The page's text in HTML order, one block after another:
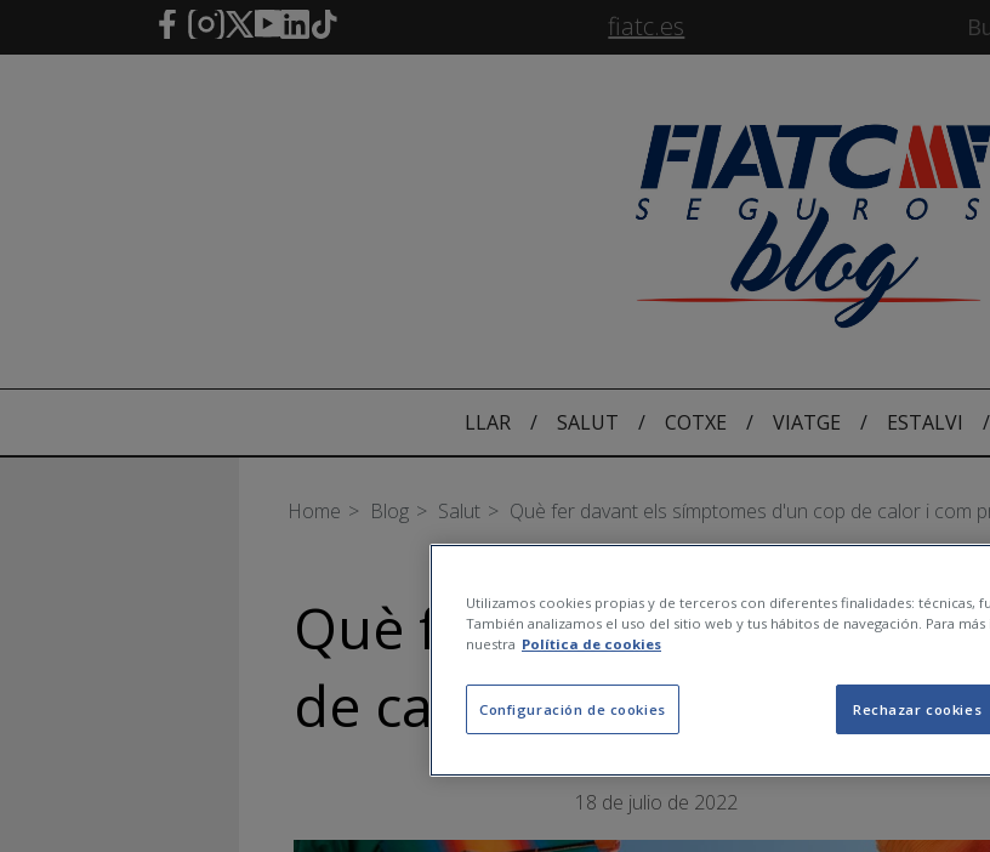
Salta al contingut principal fiatc.es
LLAR / SALUT / COTXE / VIATGE / ESTALVI /
Home Blog Salut Què fer davant els símptomes d'un cop de calor i com
Què fer davant els
de calor i com prevenir-lo?
18 de julio de 2022
Utilizamos cookies propias y de terceros con diferentes finalidades: técnicas,
También analizamos el uso del sitio web y tus hábitos de navegación. Para
nuestra Política de cookies
Configuración de cookies Rechazar cookies